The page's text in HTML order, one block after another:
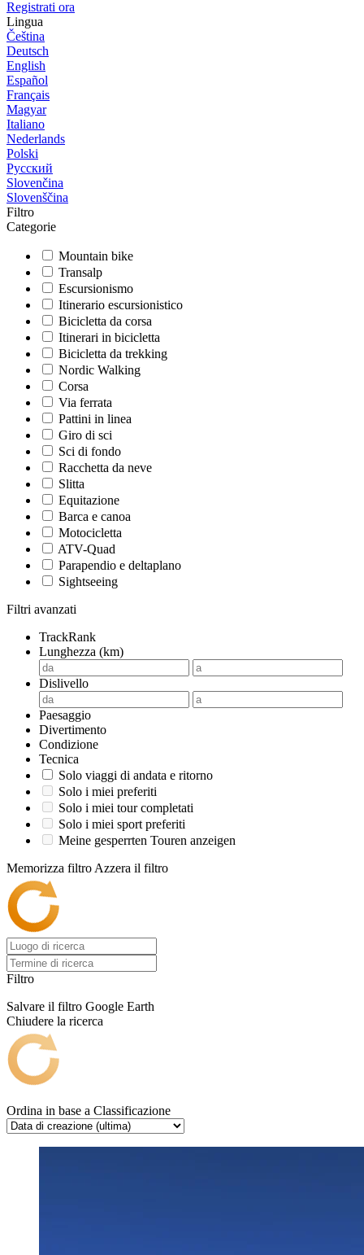
Registrati ora
Lingua
Čeština
Deutsch
English
Español
Français
Magyar
Italiano
Nederlands
Polski
Русский
Slovenčina
Slovenščina
Filtro
Categorie
Mountain bike
Transalp
Escursionismo
Itinerario escursionistico
Bicicletta da corsa
Itinerari in bicicletta
Bicicletta da trekking
Nordic Walking
Corsa
Via ferrata
Pattini in linea
Giro di sci
Sci di fondo
Racchetta da neve
Slitta
Equitazione
Barca e canoa
Motocicletta
ATV-Quad
Parapendio e deltaplano
Sightseeing
Filtri avanzati
TrackRank
Lunghezza (km)
Dislivello
Paesaggio
Divertimento
Condizione
Tecnica
Solo viaggi di andata e ritorno
Solo i miei preferiti
Solo i miei tour completati
Solo i miei sport preferiti
Meine gesperrten Touren anzeigen
Memorizza filtro Azzera il filtro
Filtro
Salvare il filtro Google Earth
Chiudere la ricerca
Ordina in base a Classificazione